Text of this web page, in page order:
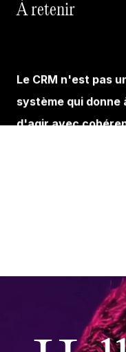
À retenir
Le CRM n'est pas
système qui donne
d'agir avec
Vous
un CRM